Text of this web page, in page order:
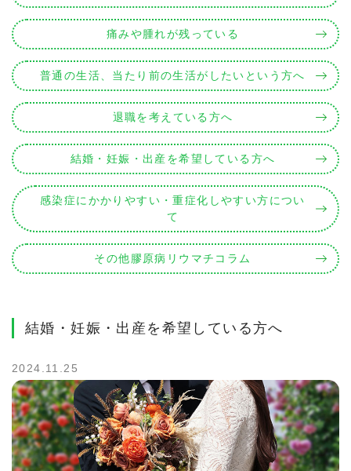
痛みや腫れが残っている
普通の生活、当たり前の生活がしたいという方へ
退職を考えている方へ
結婚・妊娠・出産を希望している方へ
感染症にかかりやすい・重症化しやすい方につい
て
その他膠原病リウマチコラム
結婚・妊娠・出産を希望している方へ
2024.11.25